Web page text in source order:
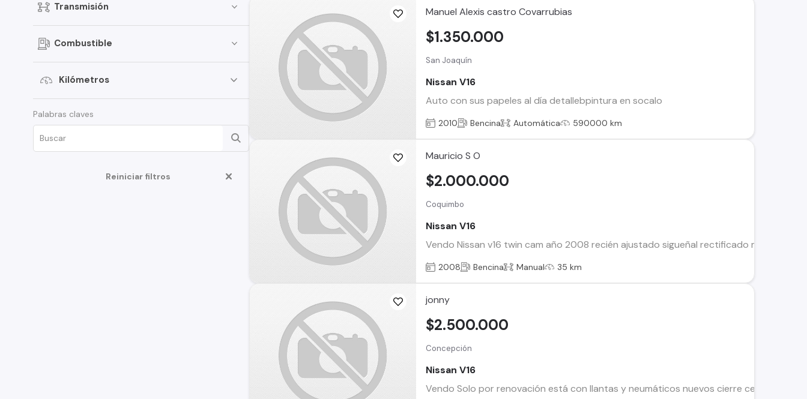
Terrano
March
Tiida
Note
ALTIMA
Transmisión
Combustible
Kilómetros
Palabras claves
Reiniciar filtros
Manuel Alexis castro Covarrubias
San Joaquín
Nissan V16
Auto con sus papeles al día detallebpintura en socalo
$1.350.000
2010 Bencina Automática 590000 km
Mauricio S O
Coquimbo
Nissan V16
Vendo Nissan v16 twin cam año 2008 recién ajustado sigueñal rectificado metales
$2.000.000
2008 Bencina Manual 35 km
jonny
Concepción
Nissan V16
Vendo Solo por renovación está con llantas y neumáticos nuevos cierre
$2.500.000